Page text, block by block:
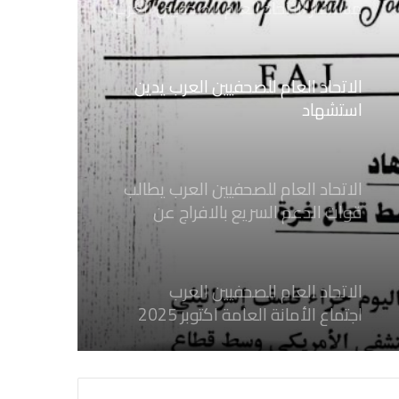
مستشار الاتحاد العام للصحفيين العرب
الاتحاد العام للصحفيين العرب يدين
استشهاد
ثلاثة صحفيين فلسطينيين باستهداف
الاتحاد العام للصحفيين العرب يطالب
قوات الدعم السريع بالافراج عن
الصحفيين السودانيين المعتقلين لديها
الاتحاد العام للصحفيين العرب
اجتماع الأمانة العامة اكتوبر 2025